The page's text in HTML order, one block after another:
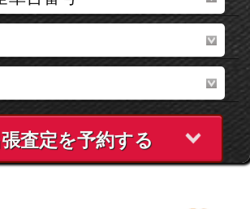
査定を予約する